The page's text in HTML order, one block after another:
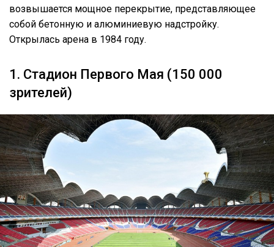
возвышается мощное перекрытие, представляющее
собой бетонную и алюминиевую надстройку.
Открылась арена в 1984 году.
1. Стадион Первого Мая (150 000
зрителей)